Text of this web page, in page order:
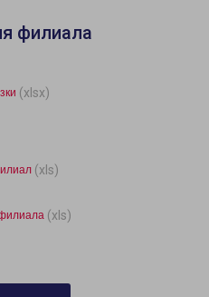
филиала
(xlsx)
(xls)
(xls)